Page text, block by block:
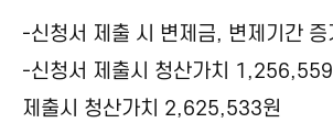
-신청서 제출 시 변제금, 변제기간 증
-신청서 제출시 청산가치
제출시 청산가치 2,625,533원